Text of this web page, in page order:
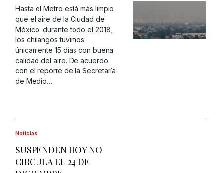
Hasta el Metro está más limpio
que el aire de la Ciudad de
México: durante todo el 2018,
los chilangos tuvimos
únicamente 15 días con buena
calidad del aire. De acuerdo
con el reporte de la Secretaría
de Medio…
Noticias
SUSPENDEN HOY NO
CIRCULA EL 24 DE